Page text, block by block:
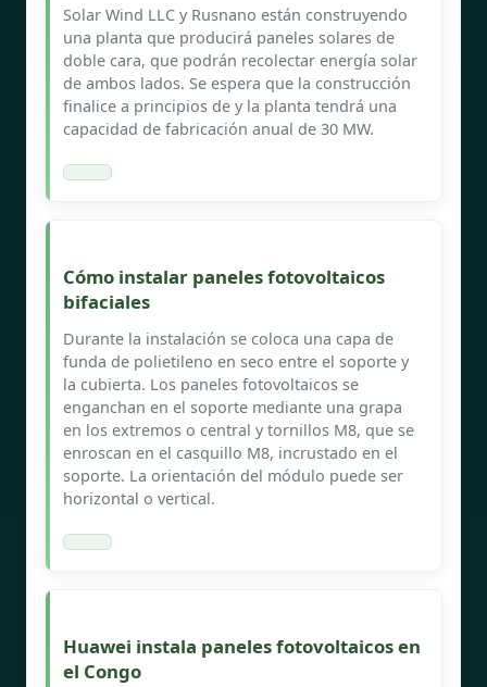
Solar Wind LLC y Rusnano están construyendo
una planta que producirá paneles solares de
doble cara, que podrán recolectar energía solar
de ambos lados. Se espera que la construcción
finalice a principios de y la planta tendrá una
capacidad de fabricación anual de 30 MW.
Cómo instalar paneles fotovoltaicos
bifaciales
Durante la instalación se coloca una capa de
funda de polietileno en seco entre el soporte y
la cubierta. Los paneles fotovoltaicos se
enganchan en el soporte mediante una grapa
en los extremos o central y tornillos M8, que se
enroscan en el casquillo M8, incrustado en el
soporte. La orientación del módulo puede ser
horizontal o vertical.
Huawei instala paneles fotovoltaicos en
el Congo